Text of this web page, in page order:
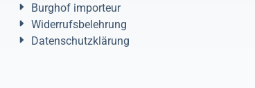
Burghof importeur
Widerrufsbelehrung
Datenschutzklärung